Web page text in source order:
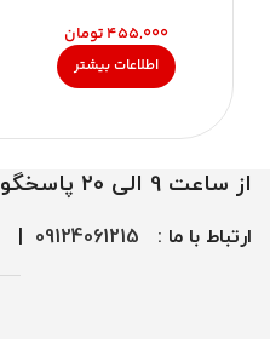
تومان
اطلاعات بیشتر
از ساعت 9 الی 20 پاسخگوی شما عزیزان هستیم
ارتباط با ما : 09124061215